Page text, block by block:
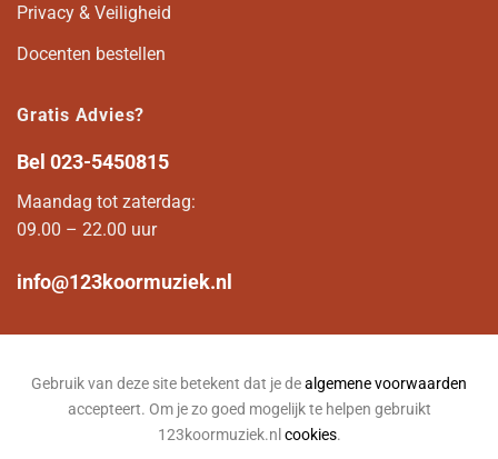
Privacy & Veiligheid
Docenten bestellen
Gratis Advies?
Bel 023-5450815
Maandag tot zaterdag:
09.00 – 22.00 uur
info@123koormuziek.nl
Gebruik van deze site betekent dat je dealgemene voorwaarden
accepteert. Om je zo goed mogelijk te helpen gebruikt
123koormuziek.nl cookies.